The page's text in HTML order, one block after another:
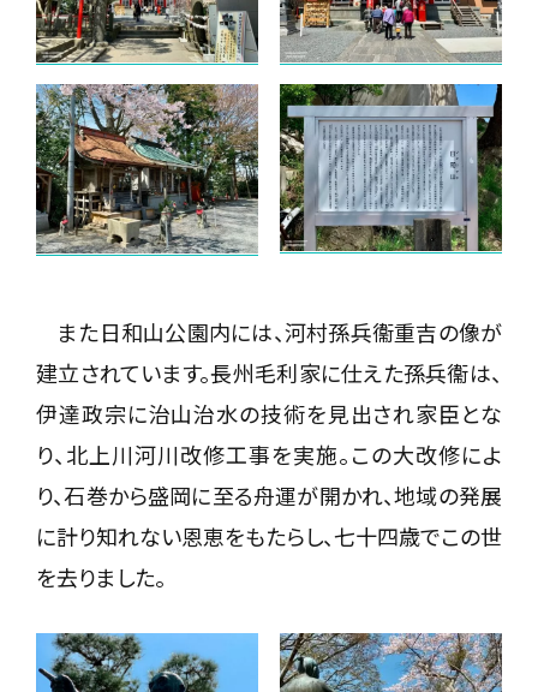
また日和山公園内には、河村孫兵衞重吉の像が
建立されています。長州毛利家に仕えた孫兵衞は、
伊達政宗に治山治水の技術を見出され家臣とな
り、北上川河川改修工事を実施。この大改修によ
り、石巻から盛岡に至る舟運が開かれ、地域の発展
に計り知れない恩恵をもたらし、七十四歳でこの世
を去りました。